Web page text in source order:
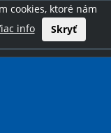
cookies, ktoré nám
info Skryť